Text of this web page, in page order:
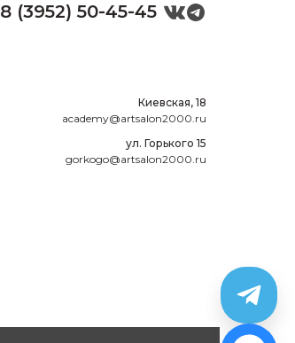
8 (3952) 50-45-45
Киевская, 18
academy@artsalon2000.ru
ул. Горького 15
gorkogo@artsalon2000.ru